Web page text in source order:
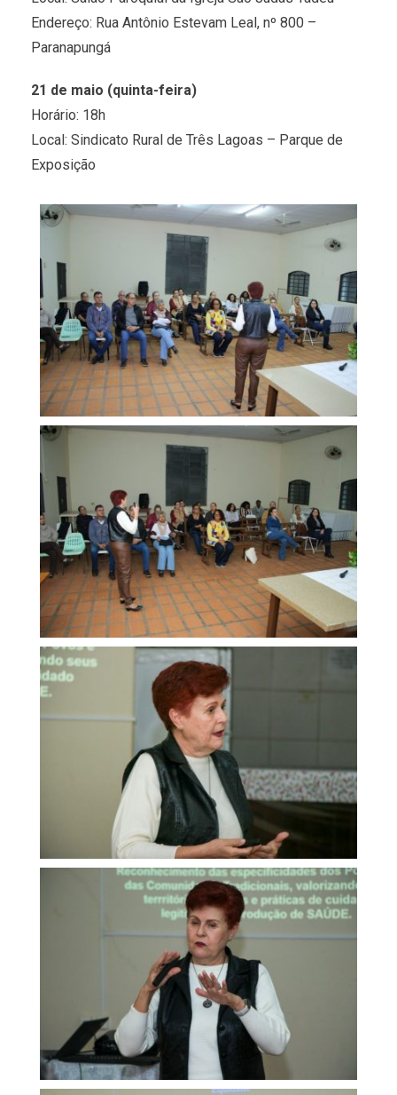
Endereço: Rua Antônio Estevam Leal, nº 800 –
Paranapungá
21 de maio (quinta-feira)
Horário: 18h
Local: Sindicato Rural de Três Lagoas – Parque de
Exposição